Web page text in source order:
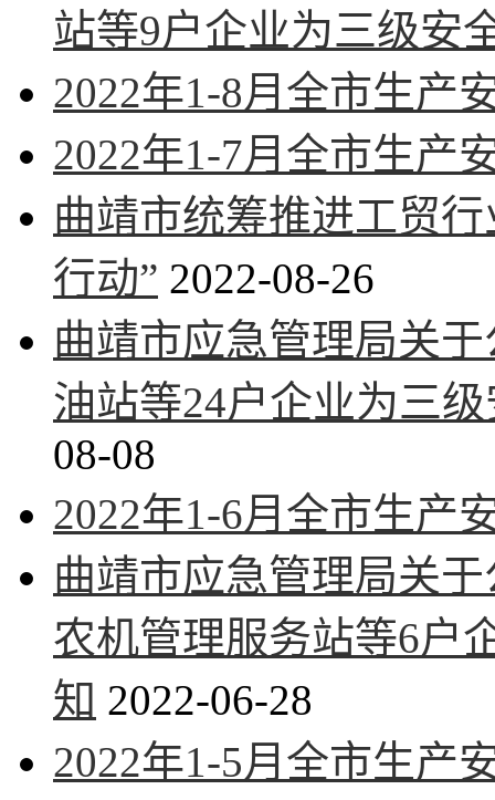
站等9户企业为三级安
2022年1-8月全市生产
2022年1-7月全市生产
曲靖市统筹推进工贸
行动” 2022-08-26
曲靖市应急管理局关
油站等24户企业为三
08-08
2022年1-6月全市生产
曲靖市应急管理局关
农机管理服务站等6户
知 2022-06-28
2022年1-5月全市生产